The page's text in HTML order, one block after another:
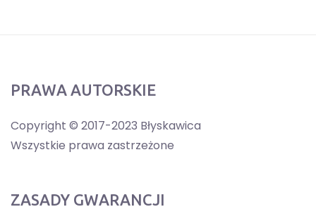
PRAWA AUTORSKIE
Copyright © 2017-2023 Błyskawica
Wszystkie prawa zastrzeżone
ZASADY GWARANCJI